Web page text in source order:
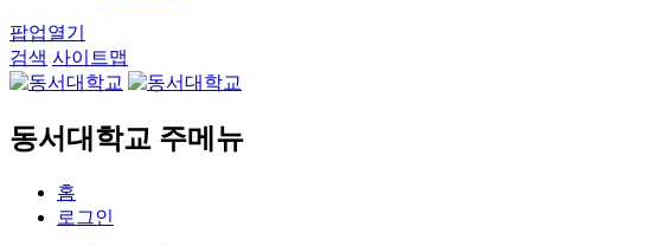
팝업열기
검색 사이트맵
동서대학교 주메뉴
홈
로그인